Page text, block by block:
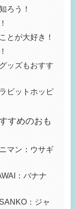
ろう！
とが大好き！
ッズもおすす
ビットホッピ
すめのおも
マン：ウサギ
：バナナ
：ジャ